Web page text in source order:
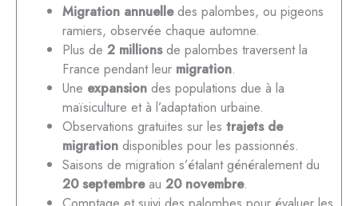
Migration annuelledes palombes, ou pigeons
ramiers, observée chaque automne.
Plus de2 millionsde palombes traversent la
France pendant leur migration.
Une expansion des populations due à la
maïsiculture et à l’adaptation urbaine.
Observations gratuites sur lestrajets de
migration disponibles pour les passionnés.
Saisons de migration s’étalant généralement du
20 septembreau20 novembre.